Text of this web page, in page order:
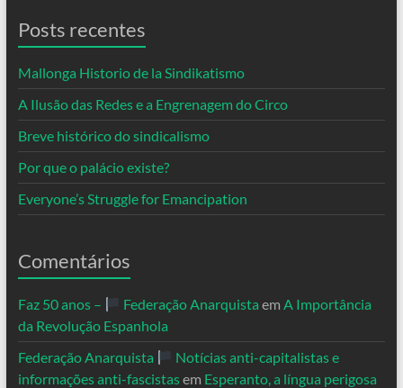
Posts recentes
Mallonga Historio de la Sindikatismo
A Ilusão das Redes e a Engrenagem do Circo
Breve histórico do sindicalismo
Por que o palácio existe?
Everyone’s Struggle for Emancipation
Comentários
Faz 50 anos – Federação Anarquista em A Importância
da Revolução Espanhola
Federação Anarquista
Notícias anti-capitalistas e
informações anti-fascistasem Esperanto, a língua perigosa